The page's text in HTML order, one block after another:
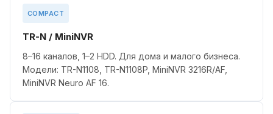
COMPACT
TR-N / MiniNVR
8–16 каналов, 1–2 HDD. Для дома и малого бизнеса.
Модели: TR-N1108, TR-N1108P, MiniNVR 3216R/AF,
MiniNVR Neuro AF 16.